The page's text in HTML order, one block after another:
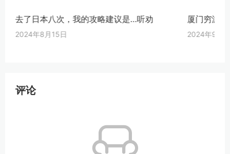
去了日本八次，我的攻略建议是…听劝
2024年8月15日
厦门穷游
2024年9月
评论